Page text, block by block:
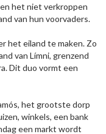
het niet verkroppen
van hun voorvaders.
het eiland te maken. Zo
van Límni, grenzend
Dit duo vormt een
het grootste dorp
winkels, een bank
een markt wordt